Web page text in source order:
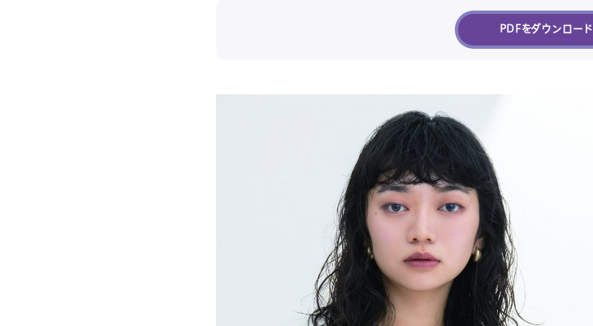
PDFをダウンロード